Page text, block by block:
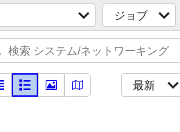
ジョブ
最新